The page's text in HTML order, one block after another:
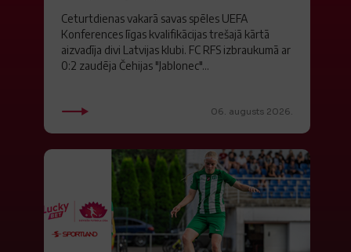
Ceturtdienas vakarā savas spēles UEFA
Konferences līgas kvalifikācijas trešajā kārtā
aizvadīja divi Latvijas klubi. FC RFS izbraukumā ar
0:2 zaudēja Čehijas "Jablonec"...
06. augusts 2026.